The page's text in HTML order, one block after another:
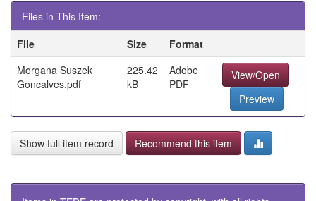
Files in This Item:
File
Size
Format
Morgana Suszek
Goncalves.pdf
225.42
kB
Adobe
PDF
View/Open
Preview
Show full item record Recommend this item